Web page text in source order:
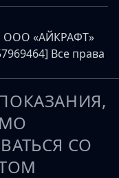
ООО «АЙКРАФТ»
Все права
СО